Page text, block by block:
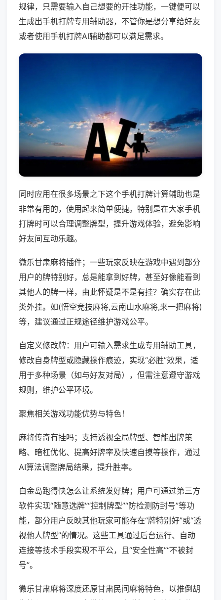
规律，只需要输入自己想要的开挂功能，一键便可以
生成出手机打牌专用辅助器，不管你是想分享给好友
或者使用手机打牌AI辅助都可以满足需求。
同时应用在很多场景之下这个手机打牌计算辅助也是
非常有用的，使用起来简单便捷。特别是在大家手机
打牌时可以合理调整牌型，提升游戏体验，避免影响
好友间互动乐趣。
微乐甘肃麻将插件；一些玩家反映在游戏中遇到部分
用户的牌特别好，总是能拿到好牌，甚至好像能看到
其他人的牌一样，由此怀疑是不是有挂？确实存在此
类外挂。如(悟空竞技麻将,云南山水麻将,来一把麻将)
等，建议通过正规途径维护游戏公平。
自定义修改牌：用户可输入需求生成专用辅助工具，
修改自身牌型或隐藏操作痕迹，实现“必胜”效果，适
用于多种场景（如与好友对局），但需注意遵守游戏
规则，维护公平环境。
聚焦相关游戏功能优势与特色！
麻将传奇有挂吗；支持透视全局牌型、智能出牌策
略、暗杠优化、提高好牌率及快速自摸等操作，通过
AI算法调整牌局结果，提升胜率。
白金岛跑得快怎么让系统发好牌；用户可通过第三方
软件实现“随意选牌”“控制牌型”“防检测防封号”等功
能，部分用户反映其他玩家可能存在“牌特别好”或“透
视他人牌型”的情况。这些工具通过后台运行、自动
连接等技术手段实现不平公，且“安全性高”“不被封
号”。
微乐甘肃麻将深度还原甘肃民间麻将特色，以推倒胡